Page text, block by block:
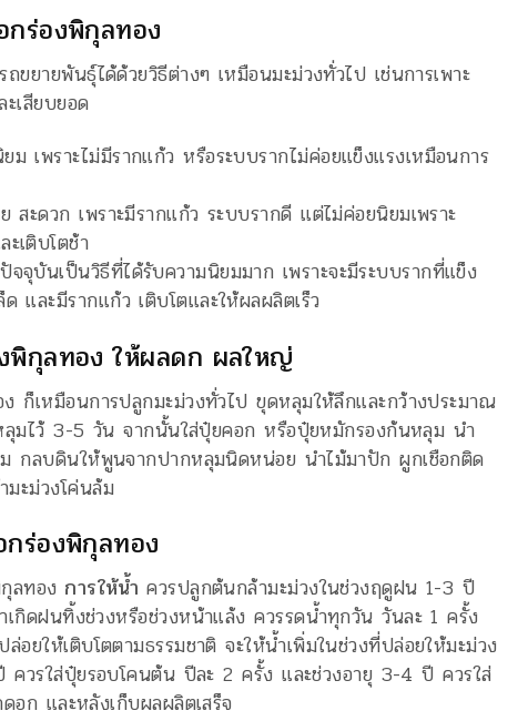
กร่องพิกุลทอง
ขยายพันธุ์ได้ด้วยวิธีต่างๆ เหมือนมะม่วงทั่วไป เช่นการเพาะ
เสียบยอด
ม เพราะไม่มีรากแก้ว หรือระบบรากไม่ค่อยแข็งแรงเหมือนการ
สะดวก เพราะมีรากแก้ว ระบบรากดี แต่ไม่ค่อยนิยมเพราะ
เติบโตช้า
จจุบันเป็นวิธีที่ได้รับความนิยมมาก เพราะจะมีระบบรากที่แข็ง
และมีรากแก้ว เติบโตและให้ผลผลิตเร็ว
พิกุลทอง ให้ผลดก ผลใหญ่
ก็เหมือนการปลูกมะม่วงทั่วไป ขุดหลุมให้ลึกและกว้างประมาณ
ลุมไว้ 3-5 วัน จากนั้นใส่ปุ๋ยคอก หรือปุ๋ยหมักรองก้นหลุม นำ
ม กลบดินให้พูนจากปากหลุมนิดหน่อย นำไม้มาปัก ผูกเชือกติด
ะม่วงโค่นล้ม
กร่องพิกุลทอง
ลทอง การให้น้ำควรปลูกต้นกล้ามะม่วงในช่วงฤดูฝน 1-3 ปี
กิดฝนทิ้งช่วงหรือช่วงหน้าแล้ง ควรรดน้ำทุกวัน วันละ 1 ครั้ง
ยให้เติบโตตามธรรมชาติ จะให้น้ำเพิ่มในช่วงที่ปล่อยให้มะม่วง
ควรใส่ปุ๋ยรอบโคนต้น ปีละ 2 ครั้ง และช่วงอายุ 3-4 ปี ควรใส่
ก และหลังเก็บผลผลิตเสร็จ